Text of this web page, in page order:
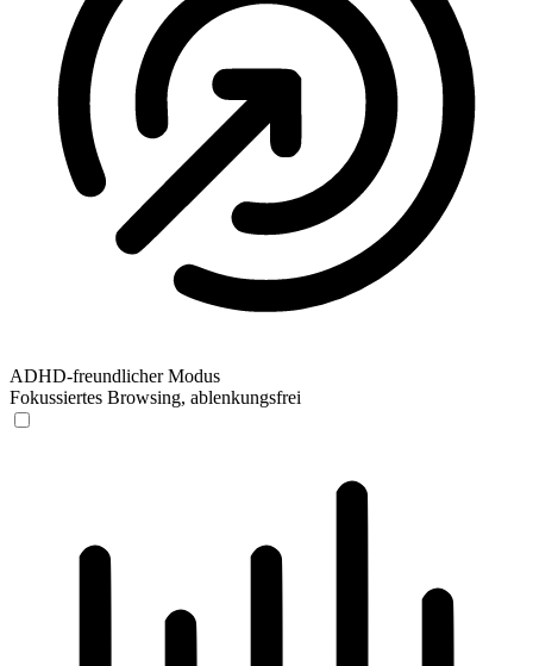
ADHD-freundlicher Modus
Fokussiertes Browsing, ablenkungsfrei